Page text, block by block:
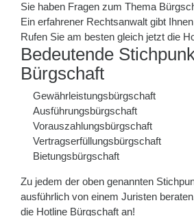
Sie haben Fragen zum Thema
Ein erfahrener Rechtsanwalt gibt
Rufen Sie am besten gleich jetzt die
Bedeutende
Bürgschaft
Gewährleistungsbürgschaft
Ausführungsbürgschaft
Vorauszahlungsbürgschaft
Vertragserfüllungsbürgschaft
Bietungsbürgschaft
Zu jedem der oben genannten
ausführlich von einem Juristen
die Hotline Bürgschaft an!